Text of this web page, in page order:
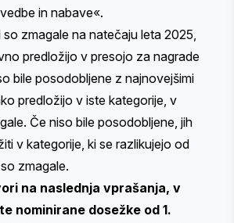
in nabave«.
so zmagale na natečaju leta 2025,
predložijo v presojo za nagrade
bile posodobljene z najnovejšimi
predložijo v iste kategorije, v
Če niso bile posodobljene, jih
v kategorije, ki se razlikujejo od
zmagale.
na naslednja vprašanja, v
nominirane dosežke od 1.